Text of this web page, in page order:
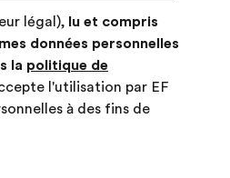
légal), lu et compris
données personnelles
la politique de
l'utilisation par EF
à des fins de